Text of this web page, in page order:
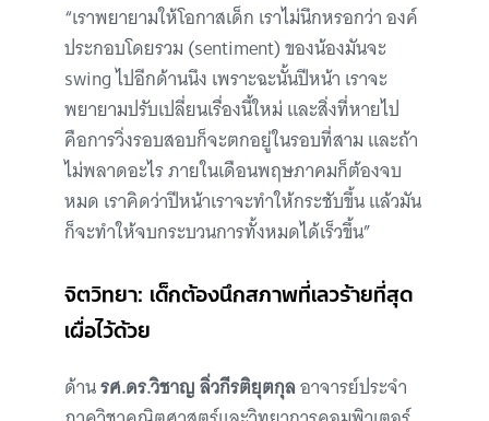
“เราพยายามให้โอกาสเด็ก เราไม่นึกหรอกว่า องค์
ประกอบโดยรวม (sentiment) ของน้องมันจะ
swing ไปอีกด้านนึง เพราะฉะนั้นปีหน้า เราจะ
พยายามปรับเปลี่ยนเรื่องนี้ใหม่ และสิ่งที่หายไป
คือการวิ่งรอบสอบก็จะตกอยู่ในรอบที่สาม และถ้า
ไม่พลาดอะไร ภายในเดือนพฤษภาคมก็ต้องจบ
หมด เราคิดว่าปีหน้าเราจะทำให้กระชับขึ้น แล้วมัน
ก็จะทำให้จบกระบวนการทั้งหมดได้เร็วขึ้น”
จิตวิทยา: เด็กต้องนึกสภาพที่เลวร้ายที่สุด
เผื่อไว้ด้วย
ด้านรศ.ดร.วิชาญ ลิ่วกีรติยุตกุลอาจารย์ประจำ